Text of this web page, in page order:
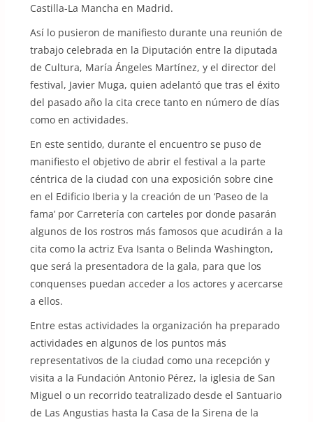
Castilla-La Mancha en Madrid.
Así lo pusieron de manifiesto durante una reunión de
trabajo celebrada en la Diputación entre la diputada
de Cultura, María Ángeles Martínez, y el director del
festival, Javier Muga, quien adelantó que tras el éxito
del pasado año la cita crece tanto en número de días
como en actividades.
En este sentido, durante el encuentro se puso de
manifiesto el objetivo de abrir el festival a la parte
céntrica de la ciudad con una exposición sobre cine
en el Edificio Iberia y la creación de un ‘Paseo de la
fama’ por Carretería con carteles por donde pasarán
algunos de los rostros más famosos que acudirán a la
cita como la actriz Eva Isanta o Belinda Washington,
que será la presentadora de la gala, para que los
conquenses puedan acceder a los actores y acercarse
a ellos.
Entre estas actividades la organización ha preparado
actividades en algunos de los puntos más
representativos de la ciudad como una recepción y
visita a la Fundación Antonio Pérez, la iglesia de San
Miguel o un recorrido teatralizado desde el Santuario
de Las Angustias hasta la Casa de la Sirena de la